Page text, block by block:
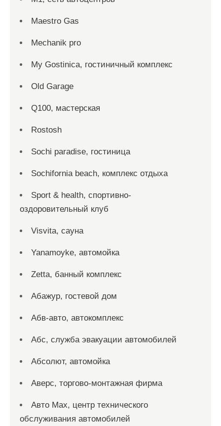
Maestro Gas
Mechanik pro
My Gostinica, гостиничный комплекс
Old Garage
Q100, мастерская
Rostosh
Sochi paradise, гостиница
Sochifornia beach, комплекс отдыха
Sport & health, спортивно-
оздоровительный клуб
Visvita, сауна
Yanamoyke, автомойка
Zetta, банный комплекс
Абажур, гостевой дом
Абв-авто, автокомплекс
Абс, служба эвакуации автомобилей
Абсолют, автомойка
Аверс, торгово-монтажная фирма
Авто Max, центр технического
обслуживания автомобилей